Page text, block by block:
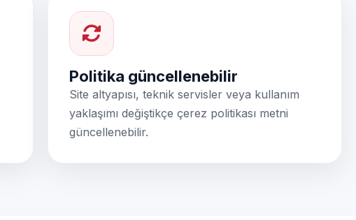
Politika güncellenebilir
Site altyapısı, teknik servisler veya kullanım
yaklaşımı değiştikçe çerez politikası metni
güncellenebilir.